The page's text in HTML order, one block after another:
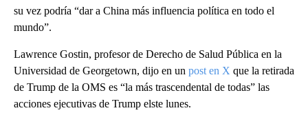
su vez podría “dar a China más influencia política en todo el
mundo”.
Lawrence Gostin, profesor de Derecho de Salud Pública en la
Universidad de Georgetown, dijo en un post en X que la retirada
de Trump de la OMS es “la más trascendental de todas” las
acciones ejecutivas de Trump elste lunes.